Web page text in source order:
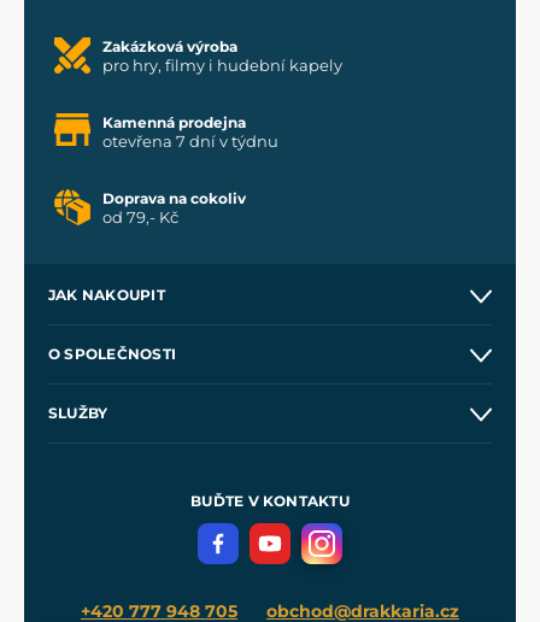
Zakázková výroba
pro hry, filmy i hudební kapely
Kamenná prodejna
otevřena 7 dní v týdnu
Doprava na cokoliv
od 79,- Kč
JAK NAKOUPIT
Velkoobchod
O SPOLEČNOSTI
SLUŽBY
Meče pro Kingdom Come
BUĎTE V KONTAKTU
+420 777 948 705 obchod@drakkaria.cz